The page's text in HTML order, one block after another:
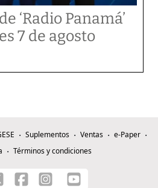
‘Radio Panamá’
7 de agosto
Suplementos Ventas
e-Paper
Términos y condiciones